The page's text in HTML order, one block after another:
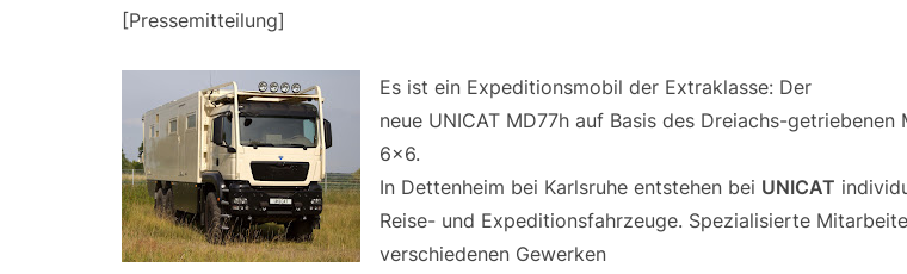
[Pressemitteilung]
Es ist ein Expeditionsmobil der Extraklasse: Der
neue UNICAT MD77h auf Basis des Dreiachs-getriebenen
6×6.
In Dettenheim bei Karlsruhe entstehen bei UNICAT
Reise- und Expeditionsfahrzeuge. Spezialisierte
verschiedenen Gewerken